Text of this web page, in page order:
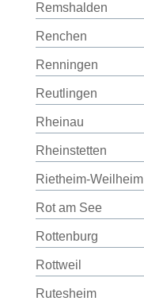
Remshalden
Renchen
Renningen
Reutlingen
Rheinau
Rheinstetten
Rietheim-Weilheim
Rot am See
Rottenburg
Rottweil
Rutesheim